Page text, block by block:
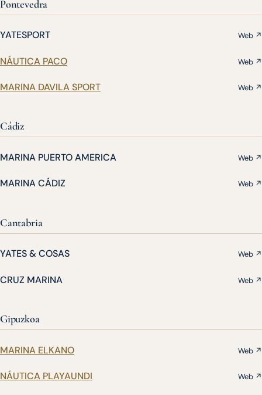
Pontevedra
YATESPORT Web ↗
NÁUTICA PACO Web ↗
MARINA DAVILA SPORT Web ↗
Cádiz
MARINA PUERTO AMERICA Web ↗
MARINA CÁDIZ Web ↗
Cantabria
YATES & COSAS Web ↗
CRUZ MARINA Web ↗
Gipuzkoa
MARINA ELKANO Web ↗
NÁUTICA PLAYAUNDI Web ↗